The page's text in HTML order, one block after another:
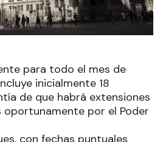
para todo el mes de
inicialmente 18
de que habrá extensiones
oportunamente por el Poder
con fechas puntuales